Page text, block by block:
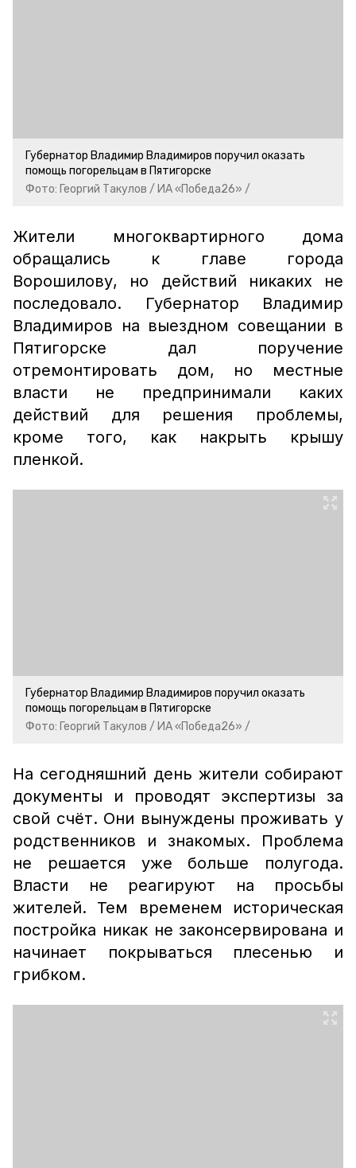
Губернатор Владимир Владимиров поручил оказать
помощь погорельцам в Пятигорске
Фото: Георгий Такулов / ИА «Победа26» /
Жители многоквартирного дома
обращались к главе города
Ворошилову, но действий никаких не
последовало. Губернатор Владимир
Владимиров на выездном совещании в
Пятигорске дал поручение
отремонтировать дом, но местные
власти не предпринимали каких
действий для решения проблемы,
кроме того, как накрыть крышу
пленкой.
Губернатор Владимир Владимиров поручил оказать
помощь погорельцам в Пятигорске
Фото: Георгий Такулов / ИА «Победа26» /
На сегодняшний день жители собирают
документы и проводят экспертизы за
свой счёт. Они вынуждены проживать у
родственников и знакомых. Проблема
не решается уже больше полугода.
Власти не реагируют на просьбы
жителей. Тем временем историческая
постройка никак не законсервирована и
начинает покрываться плесенью и
грибком.